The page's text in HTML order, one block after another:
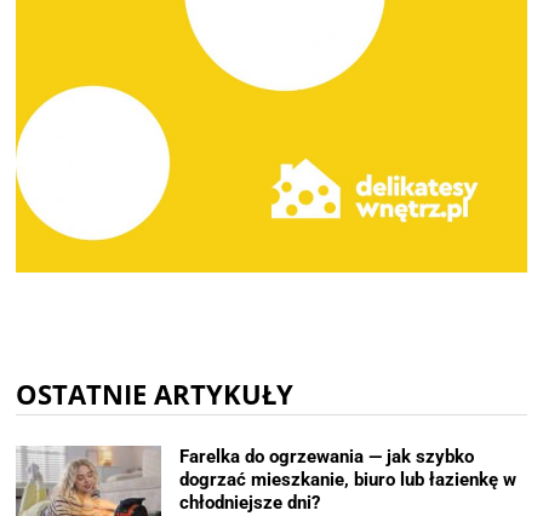
OSTATNIE ARTYKUŁY
Farelka do ogrzewania — jak szybko
dogrzać mieszkanie, biuro lub łazienkę w
chłodniejsze dni?